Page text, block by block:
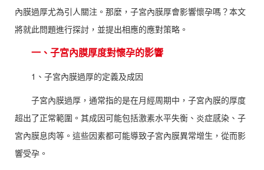
內膜過厚尤為引人關注。那麼，子宮內膜厚會影響懷孕嗎？本文
將就此問題進行探討，並提出相應的應對策略。
一、子宮內膜厚度對懷孕的影響
1、子宮內膜過厚的定義及成因
子宮內膜過厚，通常指的是在月經周期中，子宮內膜的厚度
超出了正常範圍。其成因可能包括激素水平失衡、炎症感染、子
宮內膜息肉等。這些因素都可能導致子宮內膜異常增生，從而影
響受孕。